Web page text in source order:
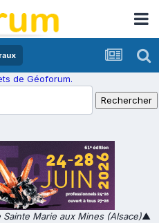
de Géoforum.
Marie aux Mines (Alsace)▲